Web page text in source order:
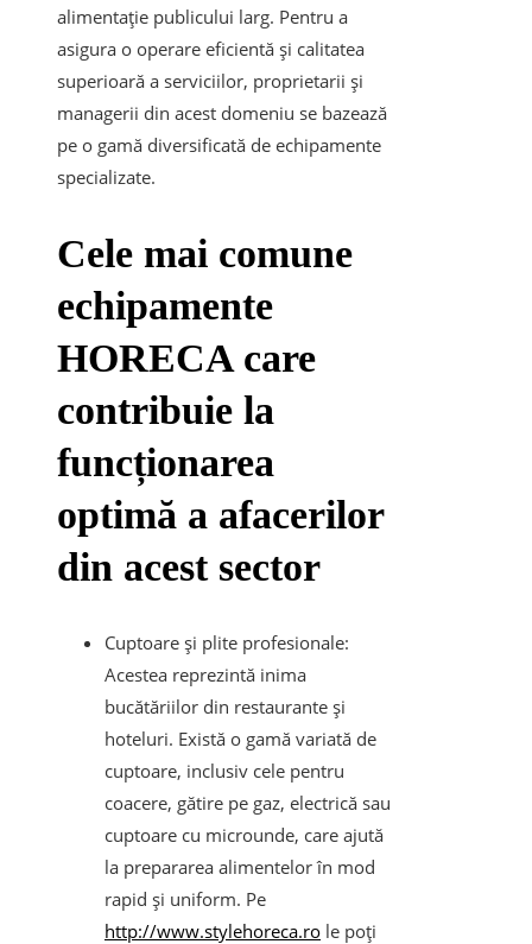
alimentație publicului larg. Pentru a
asigura o operare eficientă și calitatea
superioară a serviciilor, proprietarii și
managerii din acest domeniu se bazează
pe o gamă diversificată de echipamente
specializate.
Cele mai comune
echipamente
HORECA care
contribuie la
funcționarea
optimă a afacerilor
din acest sector
Cuptoare și plite profesionale:
Acestea reprezintă inima
bucătăriilor din restaurante și
hoteluri. Există o gamă variată de
cuptoare, inclusiv cele pentru
coacere, gătire pe gaz, electrică sau
cuptoare cu microunde, care ajută
la prepararea alimentelor în mod
rapid și uniform. Pe
http://www.stylehoreca.ro le poți